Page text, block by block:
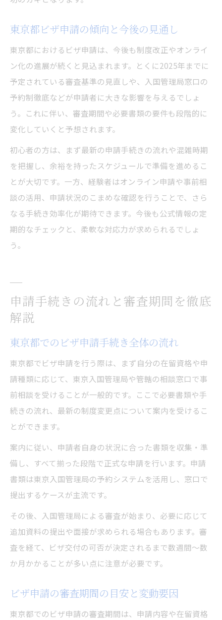
東京都ビザ申請の傾向と今後の見通し
東京都におけるビザ申請は、今後も制度改正やオンライ
ン化の進展が続くと見込まれます。とくに2025年までに
予定されている審査基準の見直しや、入国管理局窓口の
予約制徹底などが申請者に大きな影響を与えるでしょ
う。これに伴い、審査期間や必要書類の要件も段階的に
変化していくと予想されます。
初心者の方は、まず最新の申請手続きの流れや混雑時期
を把握し、余裕を持ったスケジュールで準備を進めるこ
とが大切です。一方、経験者はオンライン申請や事前相
談の活用、申請状況のこまめな確認を行うことで、さら
なる手続き効率化が期待できます。今後も公式情報の定
期的なチェックと、柔軟な対応力が求められるでしょ
う。
申請手続きの流れと審査期間を徹底
解説
東京都でのビザ申請手続き全体の流れ
東京都でビザ申請を行う際は、まず自分の在留資格や申
請種類に応じて、東京入国管理局や管轄の相談窓口で事
前相談を受けることが一般的です。ここで必要書類や手
続きの流れ、最新の制度変更点について案内を受けるこ
とができます。
案内に従い、申請者自身の状況に合った書類を収集・準
備し、すべて揃った段階で正式な申請を行います。申請
書類は東京入国管理局の予約システムを活用し、窓口で
提出するケースが主流です。
その後、入国管理局による審査が始まり、必要に応じて
追加資料の提出や面接が求められる場合もあります。審
査を経て、ビザ交付の可否が決定されるまで数週間～数
か月かかることが多い点に注意が必要です。
ビザ申請の審査期間の目安と変動要因
東京都でのビザ申請の審査期間は、申請内容や在留資格